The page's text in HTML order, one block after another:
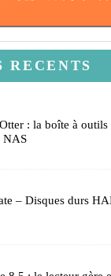
RECENTS
: la boîte à
NAS
– Disques durs